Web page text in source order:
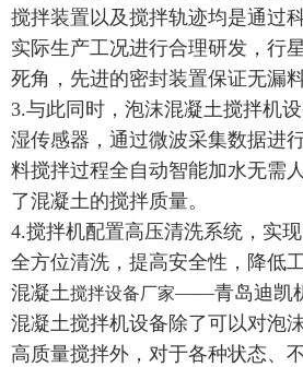
搅拌装置以及搅拌轨迹均是通过
实际生产工况进行合理研发，行
死角，先进的密封装置保证无漏料
3.与此同时，泡沫混凝土搅拌机
湿传感器，通过微波采集数据进
料搅拌过程全自动智能加水无需
了混凝土的搅拌质量。
4.搅拌机配置高压清洗系统，实
全方位清洗，提高安全性，降低
混凝土搅拌设备厂家——青岛迪凯
混凝土搅拌机设备除了可以对泡
高质量搅拌外，对于各种状态、